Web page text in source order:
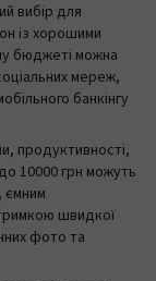
вибір для
із хорошими
бюджеті можна
мереж,
банкінгу
продуктивності,
10000 грн можуть
ємним
швидкої
фото та